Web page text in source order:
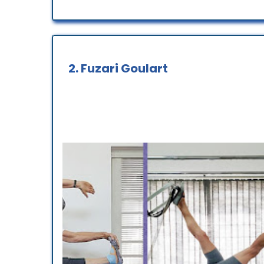
Chuveiro
na corrida, melhorando
que foram praticamente
Ótimos profissionais !
companhia do Choco
Pilates é uma experiência
anos cuidando de minhas
2.Fuzari Goulart